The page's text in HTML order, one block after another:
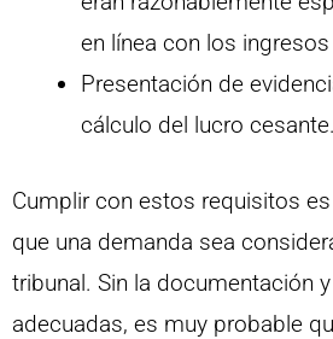
en línea con los
Presentación de
cálculo del lucro cesante.
Cumplir con estos requisitos
que una demanda sea
tribunal. Sin la documentación
adecuadas, es muy probable